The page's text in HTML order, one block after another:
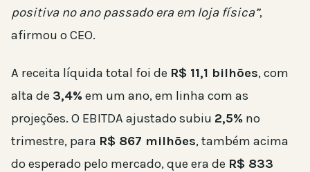
positiva no ano passado era em loja física”,
afirmou o CEO.
A receita líquida total foi de R$ 11,1 bilhões, com
alta de 3,4%em um ano, em linha com as
projeções. O EBITDA ajustado subiu 2,5% no
trimestre, para R$ 867 milhões, também acima
do esperado pelo mercado, que era de R$ 833